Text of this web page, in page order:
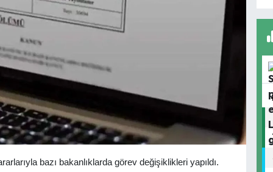
bazı bakanlıklarda görev değişiklikleri yapıldı.